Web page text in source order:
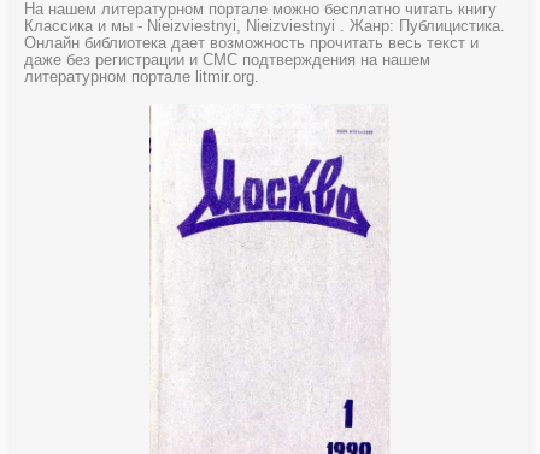
На нашем литературном портале можно бесплатно читать книгу
Классика и мы - Nieizviestnyi, Nieizviestnyi . Жанр: Публицистика.
Онлайн библиотека дает возможность прочитать весь текст и
даже без регистрации и СМС подтверждения на нашем
литературном портале litmir.org.